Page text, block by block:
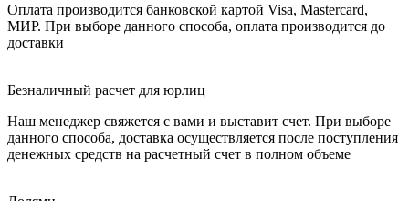
Оплата производится банковской картой Visa, Mastercard,
МИР. При выборе данного способа, оплата производится до
доставки
Безналичный расчет для юрлиц
Наш менеджер свяжется с вами и выставит счет. При выборе
данного способа, доставка осуществляется после поступления
денежных средств на расчетный счет в полном объеме